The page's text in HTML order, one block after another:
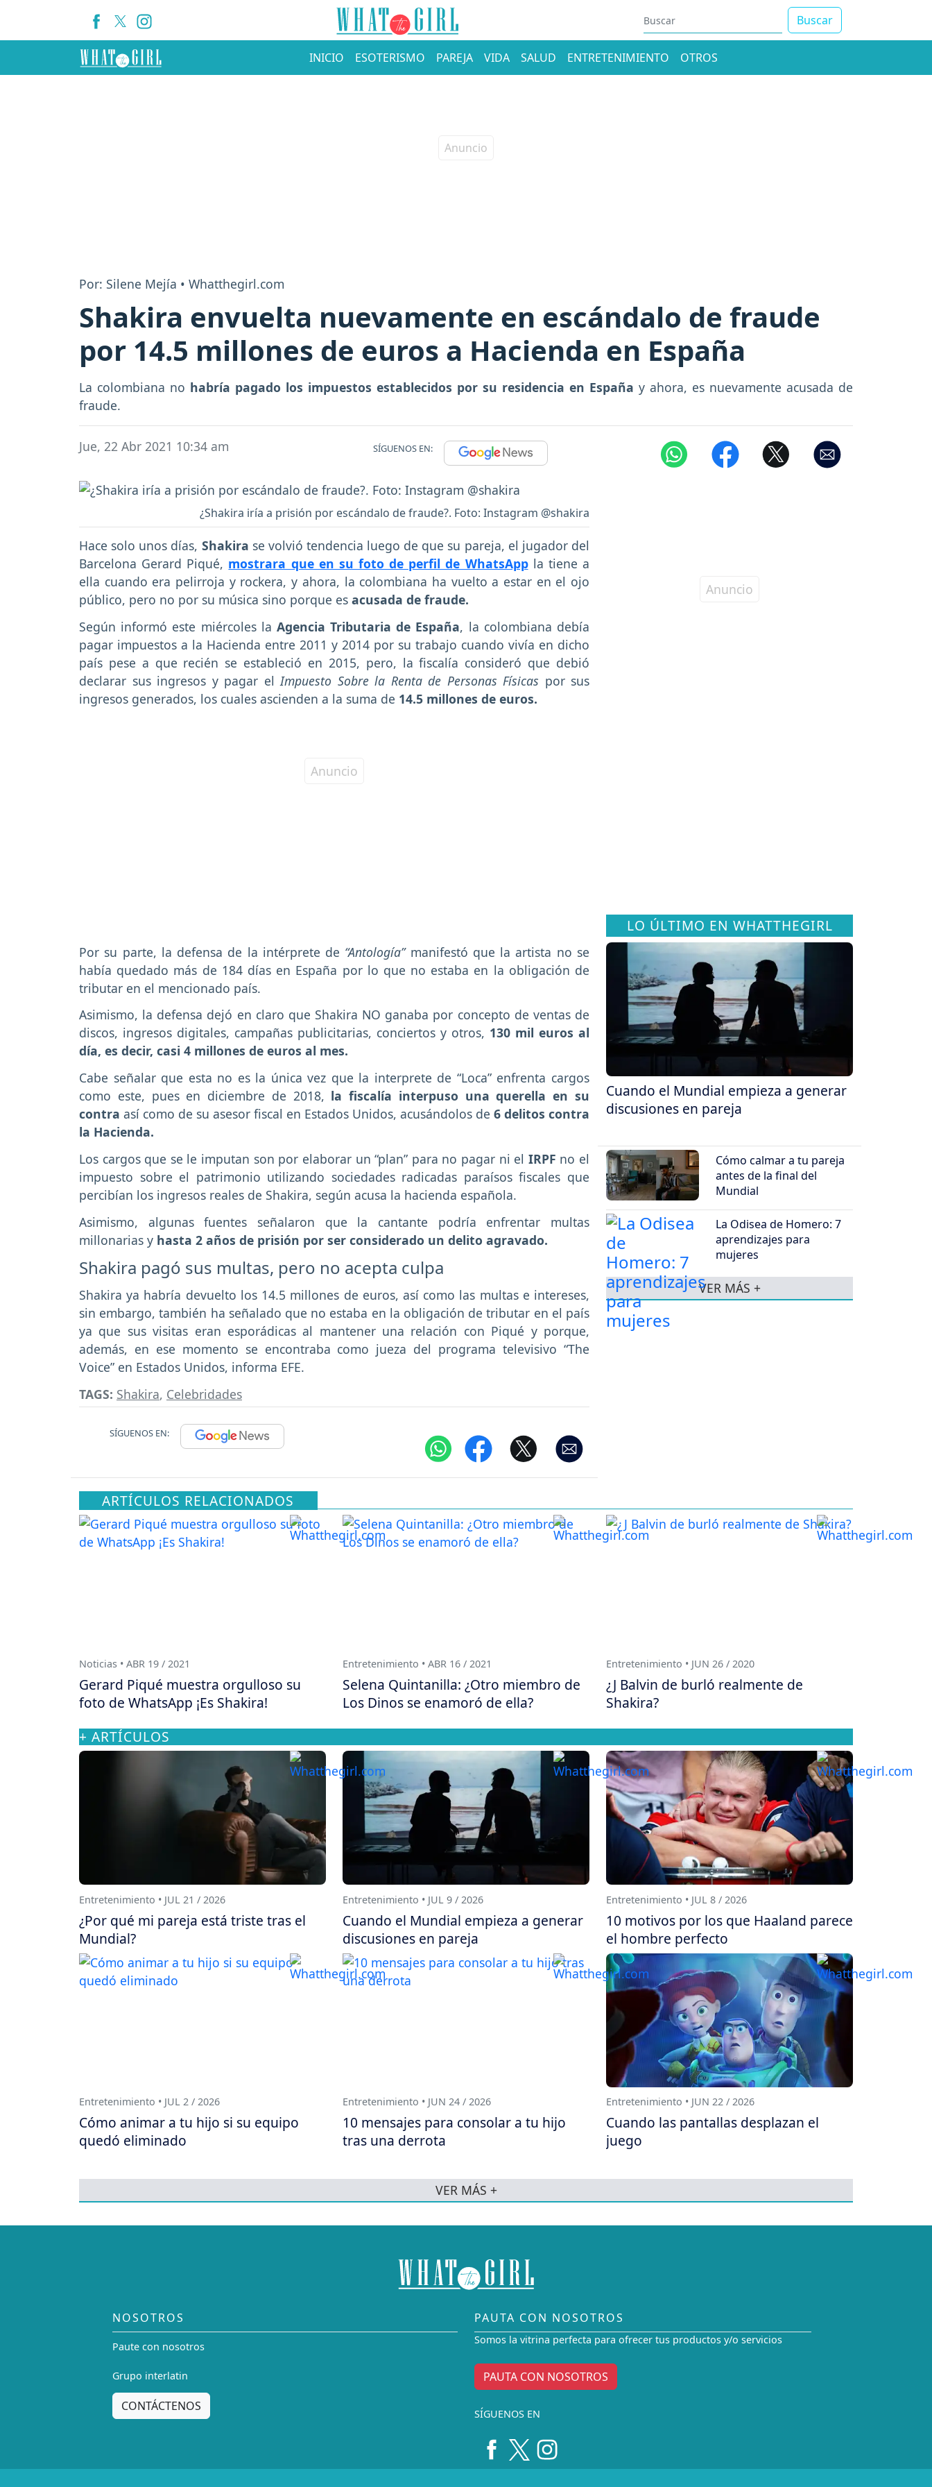
Buscar
INICIO ESOTERISMO PAREJA VIDA SALUD ENTRETENIMIENTO OTROS
Por: Silene Mejía • Whatthegirl.com
Shakira envuelta nuevamente en escándalo de fraude
por 14.5 millones de euros a Hacienda en España
La colombiana no habría pagado los impuestos establecidos por su residencia en España y ahora, es nuevamente acusada de
fraude.
Jue, 22 Abr 2021 10:34 am SÍGUENOS EN:
¿Shakira iría a prisión por escándalo de fraude?. Foto: Instagram @shakira
Hace solo unos días, Shakira se volvió tendencia luego de que su pareja, el jugador del
Barcelona Gerard Piqué, mostrara que en su foto de perfil de WhatsAppla tiene a
ella cuando era pelirroja y rockera, y ahora, la colombiana ha vuelto a estar en el ojo
público, pero no por su música sino porque es acusada de fraude.
Según informó este miércoles la Agencia Tributaria de España, la colombiana debía
pagar impuestos a la Hacienda entre 2011 y 2014 por su trabajo cuando vivía en dicho
país pese a que recién se estableció en 2015, pero, la fiscalía consideró que debió
declarar sus ingresos y pagar elImpuesto Sobre la Renta de Personas Físicas por sus
ingresos generados, los cuales ascienden a la suma de 14.5 millones de euros.
Por su parte, la defensa de la intérprete de “Antología”manifestó que la artista no se
había quedado más de 184 días en España por lo que no estaba en la obligación de
tributar en el mencionado país.
Asimismo, la defensa dejó en claro que Shakira NO ganaba por concepto de ventas de
discos, ingresos digitales, campañas publicitarias, conciertos y otros, 130 mil euros al
día, es decir, casi 4 millones de euros al mes.
Cabe señalar que esta no es la única vez que la interprete de “Loca” enfrenta cargos
como este, pues en diciembre de 2018, la fiscalía interpuso una querella en su
contra así como de su asesor fiscal en Estados Unidos, acusándolos de 6 delitos contra
la Hacienda.
Los cargos que se le imputan son por elaborar un “plan” para no pagar ni el IRPF no el
impuesto sobre el patrimonio utilizando sociedades radicadas paraísos fiscales que
percibían los ingresos reales de Shakira, según acusa la hacienda española.
Asimismo, algunas fuentes señalaron que la cantante podría enfrentar multas
millonarias y hasta 2 años de prisión por ser considerado un delito agravado.
Shakira pagó sus multas, pero no acepta culpa
Shakira ya habría devuelto los 14.5 millones de euros, así como las multas e intereses,
sin embargo, también ha señalado que no estaba en la obligación de tributar en el país
ya que sus visitas eran esporádicas al mantener una relación con Piqué y porque,
además, en ese momento se encontraba como jueza del programa televisivo “The
Voice” en Estados Unidos, informa EFE.
TAGS: Shakira, Celebridades
SÍGUENOS EN:
LO ÚLTIMO EN WHATTHEGIRL
Cuando el Mundial empieza a generar
discusiones en pareja
Cómo calmar a tu pareja
antes de la final del
Mundial
La Odisea de Homero: 7
aprendizajes para
mujeres
VER MÁS +
ARTÍCULOS RELACIONADOS
Noticias • ABR 19 / 2021
Gerard Piqué muestra orgulloso su
foto de WhatsApp ¡Es Shakira!
Entretenimiento • ABR 16 / 2021
Selena Quintanilla: ¿Otro miembro de
Los Dinos se enamoró de ella?
Entretenimiento • JUN 26 / 2020
¿J Balvin de burló realmente de
Shakira?
+ ARTÍCULOS
Entretenimiento • JUL 21 / 2026
¿Por qué mi pareja está triste tras el
Mundial?
Entretenimiento • JUL 9 / 2026
Cuando el Mundial empieza a generar
discusiones en pareja
Entretenimiento • JUL 8 / 2026
10 motivos por los que Haaland parece
el hombre perfecto
Entretenimiento • JUL 2 / 2026
Cómo animar a tu hijo si su equipo
quedó eliminado
Entretenimiento • JUN 24 / 2026
10 mensajes para consolar a tu hijo
tras una derrota
Entretenimiento • JUN 22 / 2026
Cuando las pantallas desplazan el
juego
VER MÁS +
NOSOTROS
Paute con nosotros
Grupo interlatin
CONTÁCTENOS
PAUTA CON NOSOTROS
Somos la vitrina perfecta para ofrecer tus productos y/o servicios
PAUTA CON NOSOTROS
SÍGUENOS EN